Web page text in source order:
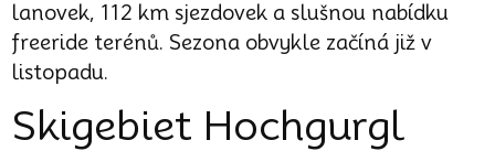
lanovek, 112 km sjezdovek a slušnou nabídku
freeride terénů. Sezona obvykle začíná již v
listopadu.
Skigebiet Hochgurgl